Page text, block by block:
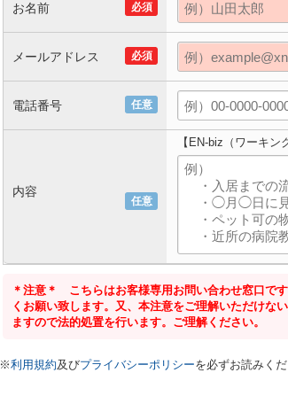
必須
お名前
必須
メールアドレス
任意
電話番号
任意
内容
【EN-biz（ワーキ
＊注意＊ こちらはお客様専用お問い合わせ窓口で
くお願い致します。又、本注意をご理解いただけな
ますので法的処置を行います。ご理解ください。
※利用規約及びプライバシーポリシーを必ずお読みく